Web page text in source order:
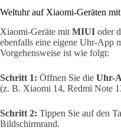
Weltuhr auf Xiaomi-Geräten
Xiaomi-Geräte mit MIUI oder
ebenfalls eine eigene Uhr-App
Vorgehensweise ist wie folgt:
Schritt 1: Öffnen Sie die Uhr-
(z. B. Xiaomi 14, Redmi Note
Schritt 2: Tippen Sie auf den
Bildschirmrand.